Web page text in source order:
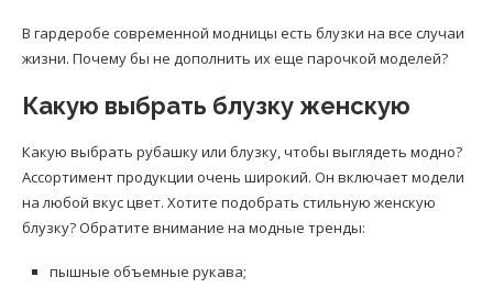
В гардеробе современной модницы есть блузки на все случаи
жизни. Почему бы не дополнить их еще парочкой моделей?
Какую выбрать блузку женскую
Какую выбрать рубашку или блузку, чтобы выглядеть модно?
Ассортимент продукции очень широкий. Он включает модели
на любой вкус цвет. Хотите подобрать стильную женскую
блузку? Обратите внимание на модные тренды:
пышные объемные рукава;